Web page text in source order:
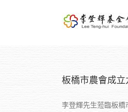
板橋市農會成
李登輝先生蒞臨板